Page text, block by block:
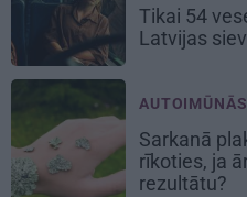
Tikai 54
Latvijas
Sarkanā
rīkoties, ja
rezultātu?